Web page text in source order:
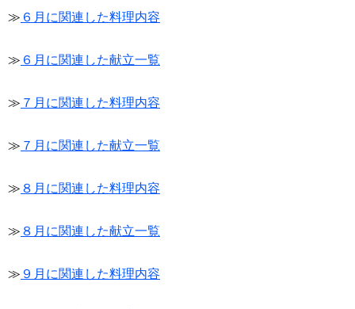
≫ ６月に関連した料理内容
≫ ６月に関連した献立一覧
≫ ７月に関連した料理内容
≫ ７月に関連した献立一覧
≫ ８月に関連した料理内容
≫ ８月に関連した献立一覧
≫ ９月に関連した料理内容